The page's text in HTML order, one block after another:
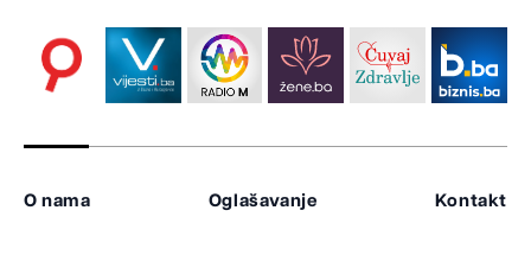
O nama Oglašavanje Kontakt